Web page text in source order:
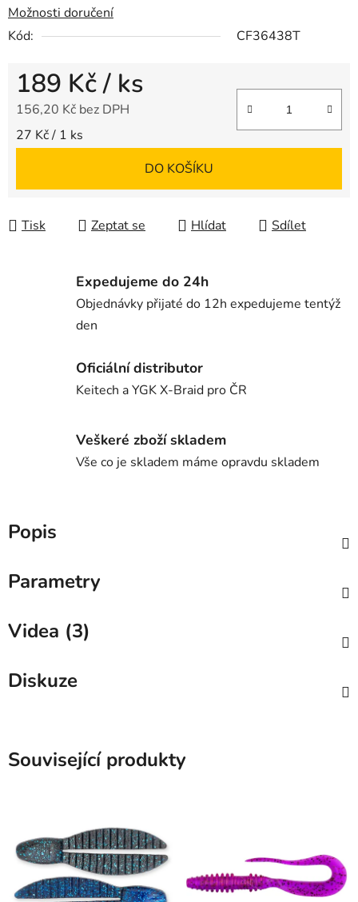
Možnosti doručení
Kód:
CF36438T
189 Kč/ ks
156,20 Kč bez DPH
Měrná cena:
27 Kč / 1 ks
DO KOŠÍKU
Tisk Zeptat se Hlídat Sdílet
Expedujeme do 24h
Objednávky přijaté do 12h expedujeme tentýž
den
Oficiální distributor
Keitech a YGK X-Braid pro ČR
Veškeré zboží skladem
Vše co je skladem máme opravdu skladem
Popis
Parametry
Videa (3)
Diskuze
Související produkty